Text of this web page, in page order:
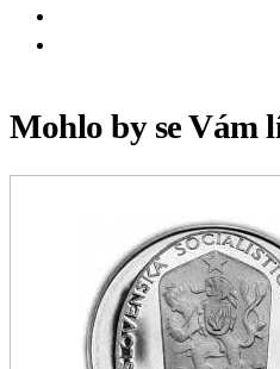
Mohlo by se Vám